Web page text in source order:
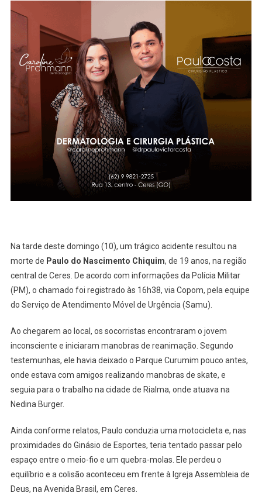
19
Anos
Em
Ceres
Neste
Domingo
(10)
Na tarde deste domingo (10), um trágico acidente resultou na
morte de Paulo do Nascimento Chiquim, de 19 anos, na região
central de Ceres. De acordo com informações da Polícia Militar
(PM), o chamado foi registrado às 16h38, via Copom, pela equipe
do Serviço de Atendimento Móvel de Urgência (Samu).
Ao chegarem ao local, os socorristas encontraram o jovem
inconsciente e iniciaram manobras de reanimação. Segundo
testemunhas, ele havia deixado o Parque Curumim pouco antes,
onde estava com amigos realizando manobras de skate, e
seguia para o trabalho na cidade de Rialma, onde atuava na
Nedina Burger.
Ainda conforme relatos, Paulo conduzia uma motocicleta e, nas
proximidades do Ginásio de Esportes, teria tentado passar pelo
espaço entre o meio-fio e um quebra-molas. Ele perdeu o
equilíbrio e a colisão aconteceu em frente à Igreja Assembleia de
Deus, na Avenida Brasil, em Ceres.